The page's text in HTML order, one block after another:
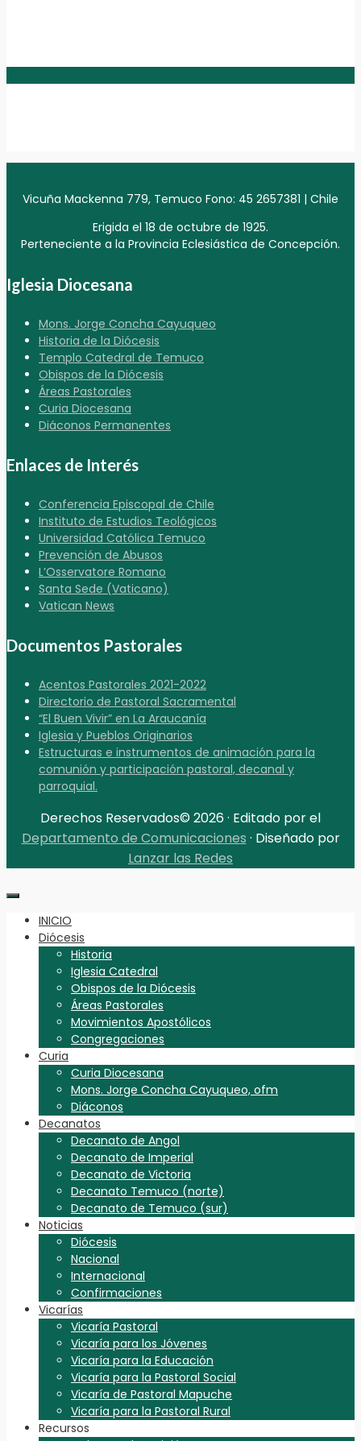
Vicuña Mackenna 779, Temuco Fono: 45 2657381 | Chile
Erigida el 18 de octubre de 1925.
Perteneciente a la Provincia Eclesiástica de Concepción.
Iglesia Diocesana
Mons. Jorge Concha Cayuqueo
Historia de la Diócesis
Templo Catedral de Temuco
Obispos de la Diócesis
Áreas Pastorales
Curia Diocesana
Diáconos Permanentes
Enlaces de Interés
Conferencia Episcopal de Chile
Instituto de Estudios Teológicos
Universidad Católica Temuco
Prevención de Abusos
L’Osservatore Romano
Santa Sede (Vaticano)
Vatican News
Documentos Pastorales
Acentos Pastorales 2021-2022
Directorio de Pastoral Sacramental
“El Buen Vivir” en La Araucanía
Iglesia y Pueblos Originarios
Estructuras e instrumentos de animación para la
comunión y participación pastoral, decanal y
parroquial.
Derechos Reservados© 2026 · Editado por el
Departamento de Comunicaciones · Diseñado por
Lanzar las Redes
INICIO
Diócesis
Historia
Iglesia Catedral
Obispos de la Diócesis
Áreas Pastorales
Movimientos Apostólicos
Congregaciones
Curia
Curia Diocesana
Mons. Jorge Concha Cayuqueo, ofm
Diáconos
Decanatos
Decanato de Angol
Decanato de Imperial
Decanato de Victoria
Decanato Temuco (norte)
Decanato de Temuco (sur)
Noticias
Diócesis
Nacional
Internacional
Confirmaciones
Vicarías
Vicaría Pastoral
Vicaría para los Jóvenes
Vicaría para la Educación
Vicaría para la Pastoral Social
Vicaría de Pastoral Mapuche
Vicaría para la Pastoral Rural
Recursos